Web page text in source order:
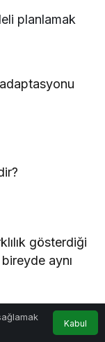
planlamak
gösterdiği
aynı
Kabul